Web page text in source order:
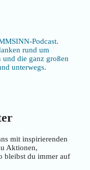
Podcast.
rund um
und die ganz großen
unterwegs.
mit inspirierenden
Aktionen,
bleibst du immer auf